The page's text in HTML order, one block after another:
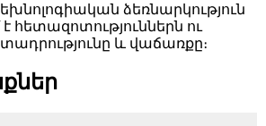
ձեռնարկություն
է հետազոտություններն ու
և վաճառքը։